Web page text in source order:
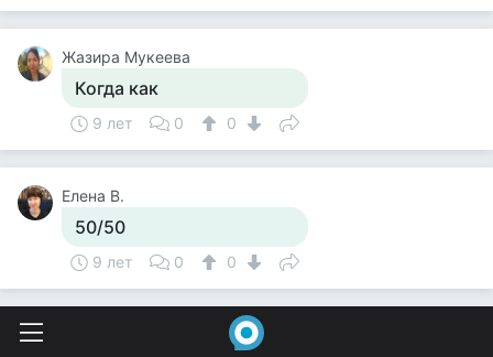
Жазира Мукеева
Когда как
9 лет 0 0
Елена В.
50/50
9 лет 0 0